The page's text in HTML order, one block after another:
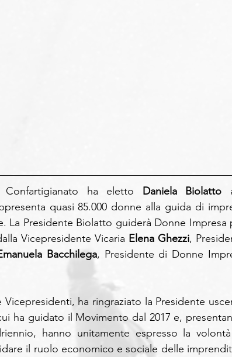
Confartigianato ha eletto Daniela Biolatto
quasi 85.000 donne alla guida di
La Presidente Biolatto guiderà Donne Impresa
Vicepresidente Vicaria Elena Ghezzi,
Bacchilega, Presidente di Donne
ha guidato il Movimento dal 2017 e,
hanno unitamente espresso la
il ruolo economico e sociale delle